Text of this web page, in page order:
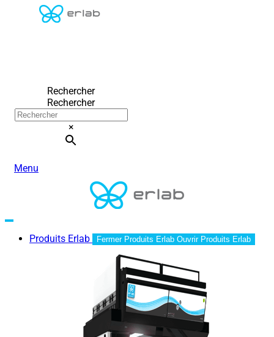
Rechercher
Rechercher
×
Menu
Produits Erlab Fermer Produits Erlab Ouvrir Produits Erlab